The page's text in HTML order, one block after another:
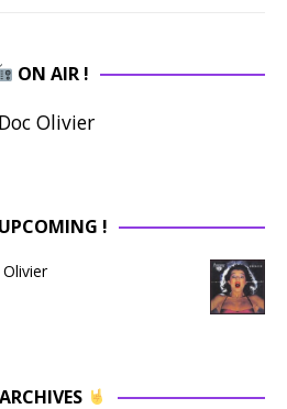
ON AIR !
Olivier
UPCOMING !
ARCHIVES